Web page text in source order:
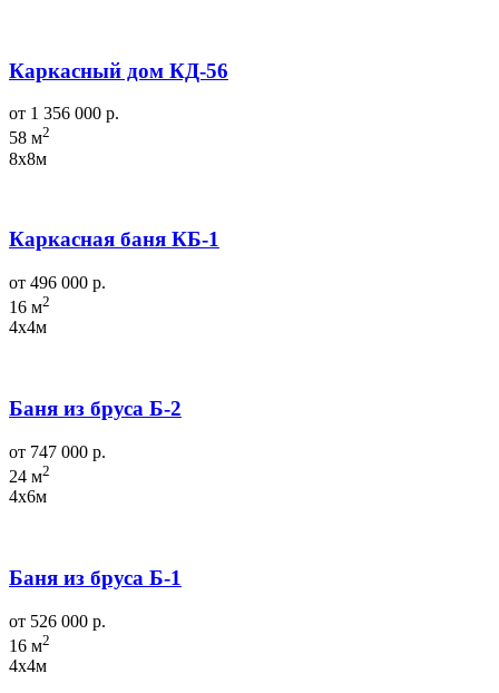
Каркасный дом КД-56
от 1 356 000 р.
58 м2
8х8м
Каркасная баня КБ-1
от 496 000 р.
16 м2
4х4м
Баня из бруса Б-2
от 747 000 р.
24 м2
4х6м
Баня из бруса Б-1
от 526 000 р.
16 м2
4х4м